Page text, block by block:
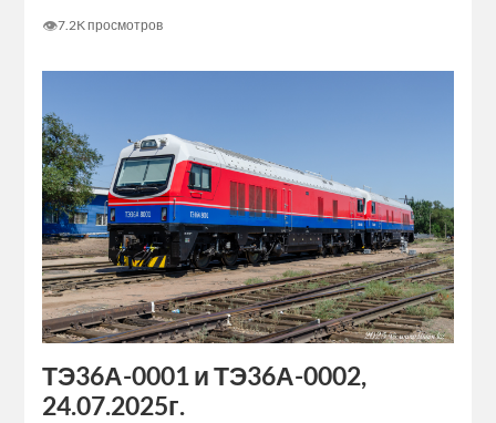
👁7.2K просмотров
ТЭ36А-0001 и ТЭ36А-0002,
24.07.2025г.